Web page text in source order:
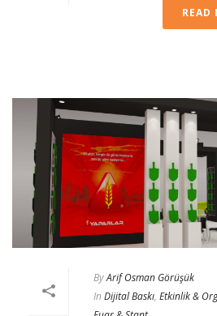
READ
ByArif Osman Görüşük
In Dijital Baskı, Etkinlik &